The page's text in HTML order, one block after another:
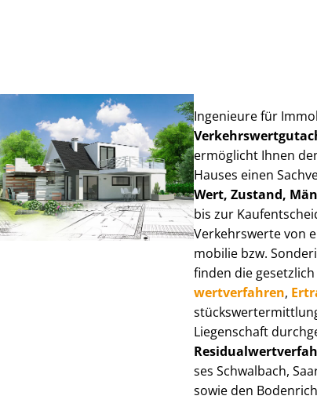
Ingenieure für
ermöglicht Ihnen
Hauses einen
Wert, Zustand,
bis zur
Verkehrswerte von
mo­bi­lie bzw.
finden die
wert­ver­fah­ren,
Liegenschaft
ses Schwalbach,
sowie den